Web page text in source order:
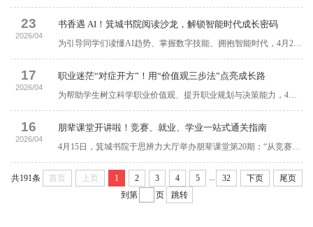
23
2026/04
书香遇 AI！箕城书院阅读沙龙，解锁智能时代成长密码
17
2026/04
职业迷茫“对症开方”！用“价值观三步法”点亮成长路
16
2026/04
朋辈课堂开讲啦！竞赛、就业、学业一站式通关指南
共191条 首页 上页 1 2 3 4 5 32 下页
尾页
到第
页 跳转